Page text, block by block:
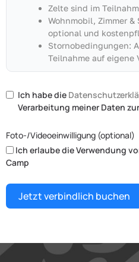
Zelte sind im
Wohnmobil, Zimmer
optional und
Stornobedingungen:
Teilnahme auf eigene
Ich habe die
Verarbeitung meiner Daten
Foto-/Videoeinwilligung (optional)
Ich erlaube die Verwendung
Camp
Jetzt verbindlich buchen